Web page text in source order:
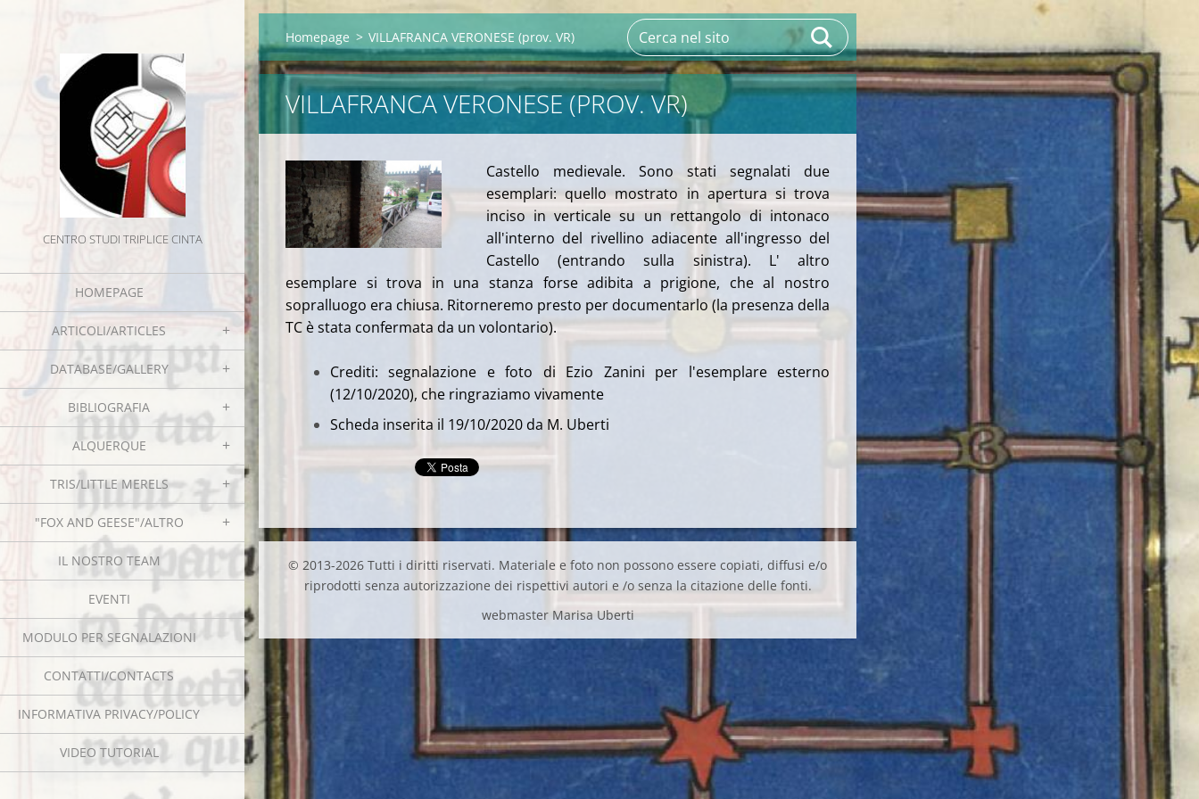
CENTRO STUDI TRIPLICE CINTA
HOMEPAGE
ARTICOLI/ARTICLES
DATABASE/GALLERY
BIBLIOGRAFIA
ALQUERQUE
TRIS/LITTLE MERELS
"FOX AND GEESE"/ALTRO
IL NOSTRO TEAM
EVENTI
MODULO PER SEGNALAZIONI
CONTATTI/CONTACTS
INFORMATIVA PRIVACY/POLICY
VIDEO TUTORIAL
Homepage > VILLAFRANCA VERONESE (prov. VR)
VILLAFRANCA VERONESE (PROV. VR)
Castello medievale. Sono stati segnalati due
esemplari: quello mostrato in apertura si trova
inciso in verticale su un rettangolo di intonaco
all'interno del rivellino adiacente all'ingresso del
Castello (entrando sulla sinistra). L' altro
esemplare si trova in una stanza forse adibita a prigione, che al nostro
sopralluogo era chiusa. Ritorneremo presto per documentarlo (la presenza della
TC è stata confermata da un volontario).
Crediti: segnalazione e foto di Ezio Zanini per l'esemplare esterno
(12/10/2020), che ringraziamo vivamente
Scheda inserita il 19/10/2020 da M. Uberti
© 2013-2026 Tutti i diritti riservati. Materiale e foto non possono essere copiati, diffusi e/o
riprodotti senza autorizzazione dei rispettivi autori e /o senza la citazione delle fonti.
webmaster Marisa Uberti